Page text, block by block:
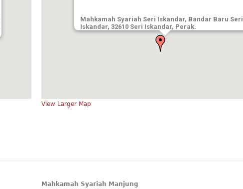
Mahkamah Syariah Seri Iskandar, Bandar Baru Seri
Iskandar, 32610 Seri Iskandar, Perak.
View Larger Map
Mahkamah Syariah Manjung